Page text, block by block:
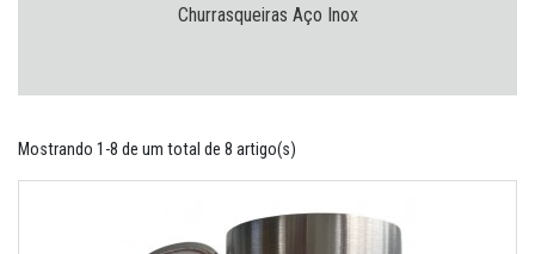
Churrasqueiras Aço Inox
Mostrando 1-8 de um total de 8 artigo(s)